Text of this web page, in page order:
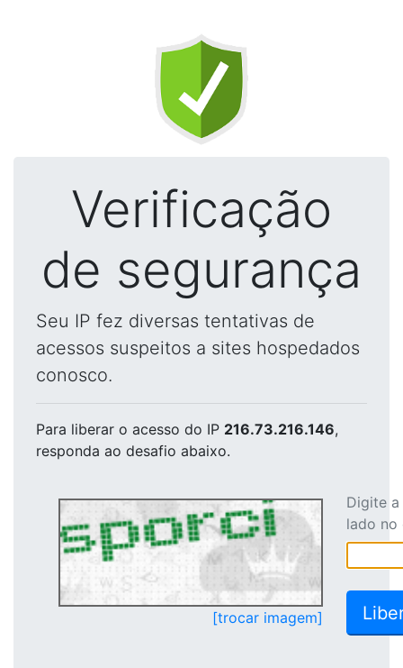
Verificação
de segurança
Seu IP fez diversas tentativas de
acessos suspeitos a sites hospedados
conosco.
Para liberar o acesso do IP 216.73.216.146,
responda ao desafio abaixo.
[trocar imagem]
Digite
lado no